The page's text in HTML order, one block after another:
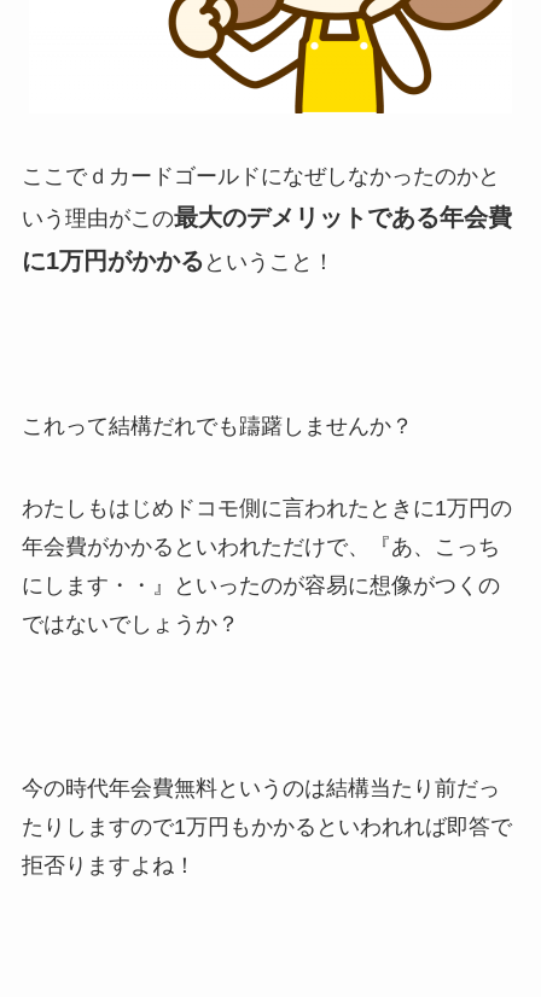
ここでｄカードゴールドになぜしなかったのかと
いう理由がこの最大のデメリットである年会費
に1万円がかかる ということ！
これって結構だれでも躊躇しませんか？
わたしもはじめドコモ側に言われたときに1万円の
年会費がかかるといわれただけで、『あ、こっち
にします・・』といったのが容易に想像がつくの
ではないでしょうか？
今の時代年会費無料というのは結構当たり前だっ
たりしますので1万円もかかるといわれれば即答で
拒否りますよね！